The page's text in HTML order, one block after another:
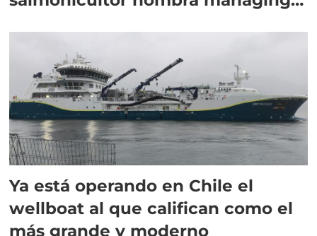
Ya está operando en Chile el
wellboat al que califican como el
más grande y moderno